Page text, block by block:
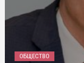
ОБЩЕСТВО